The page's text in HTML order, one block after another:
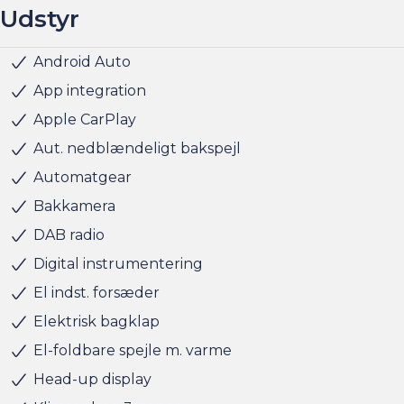
Rækkevidde: (WLTP): 479 km
Hurtigladning: 268 kw (10-80% = ca. 17 min)
BILEN STÅR HOS ANDERSEN & MARTINI -
Udstyr
Android Auto
App integration
Apple CarPlay
Aut. nedblændeligt bakspejl
Automatgear
Bakkamera
DAB radio
Digital instrumentering
El indst. forsæder
Elektrisk bagklap
El-foldbare spejle m. varme
Head-up display
Navigation
Parkeringssensor for
Parkeringssensor bag
Regnsensor
Sportssæder
Sædekøling
Sædevarme for
21" Alufælge
Frunk
LED baglygter
LED forlygter
LED kørelys
Metallak
Mørktonede ruder bag
Armlæn
Armlæn bag
Glastag
Læderrat
Kopholder
Auto hold
Dæktrykssensor
ESP
Lyssensor
Vejbaneassistent
Panoramaglastag